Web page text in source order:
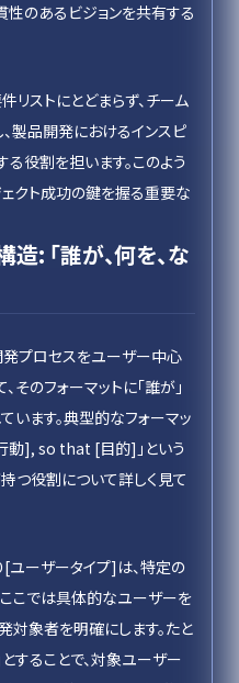
性のあるビジョンを共有する
リストにとどまらず、チーム
製品開発におけるインスピ
る役割を担います。このよう
クト成功の鍵を握る重要な
: 「誰が、何を、な
発プロセスをユーザー中心
のフォーマットに「誰が」
います。典型的なフォーマッ
動], so that [目的]」という
つ役割について詳しく見て
[ユーザータイプ]は、特定の
こでは具体的なユーザーを
対象者を明確にします。たと
することで、対象ユーザー